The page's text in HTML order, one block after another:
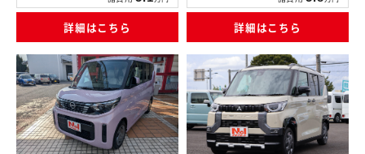
詳細はこちら 詳細はこちら